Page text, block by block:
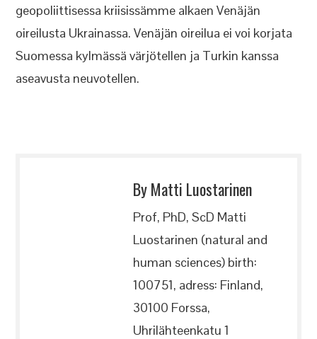
geopoliittisessa kriisissämme alkaen Venäjän
oireilusta Ukrainassa. Venäjän oireilua ei voi korjata
Suomessa kylmässä värjötellen ja Turkin kanssa
aseavusta neuvotellen.
By Matti Luostarinen
Prof, PhD, ScD Matti
Luostarinen (natural and
human sciences) birth:
100751, adress: Finland,
30100 Forssa,
Uhrilähteenkatu 1